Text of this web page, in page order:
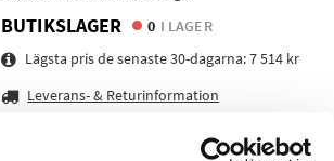
BUTIKSLAGER 0 I LAGER
Lägsta pris de senaste 30-dagarna:7 514 kr
Leverans- & Returinformation